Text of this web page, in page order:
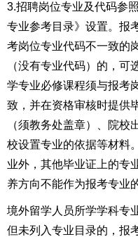
3.招聘岗位专业及代码参
专业参考目录》设置。报
考岗位专业代码不一致的
（没有专业代码）的，
学专业必修课程须与报考
致，并在资格审核时提供
（须教务处盖章）、院
校设置专业的依据等材料
业外，其他毕业证上的专
养方向不能作为报考专业
境外留学人员所学学科专
但未列入专业目录的，报